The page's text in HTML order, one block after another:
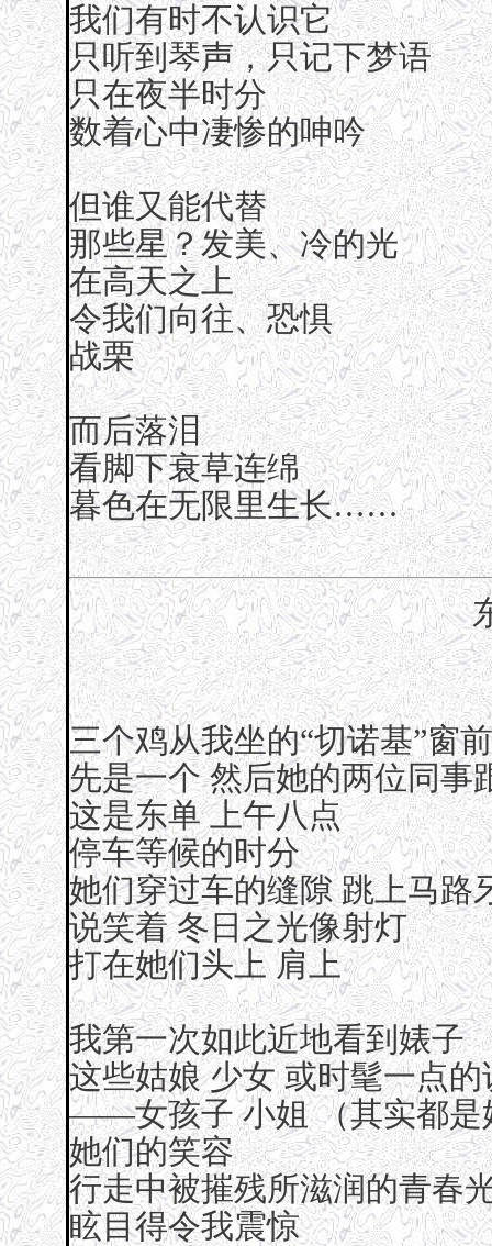
我们有时不认识它
只听到琴声，只记下梦语
只在夜半时分
数着心中凄惨的呻吟
但谁又能代替
那些星？发美、冷的光
在高天之上
令我们向往、恐惧
战栗
而后落泪
看脚下衰草连绵
暮色在无限里生长……
三个鸡从我坐的“切诺基”窗
先是一个 然后她的两位同事
这是东单 上午八点
停车等候的时分
她们穿过车的缝隙 跳上马路
说笑着 冬日之光像射灯
打在她们头上 肩上
我第一次如此近地看到婊子
这些姑娘 少女 或时髦一点的
——女孩子 小姐 （其实都是
她们的笑容
行走中被摧残所滋润的青春
眩目得令我震惊